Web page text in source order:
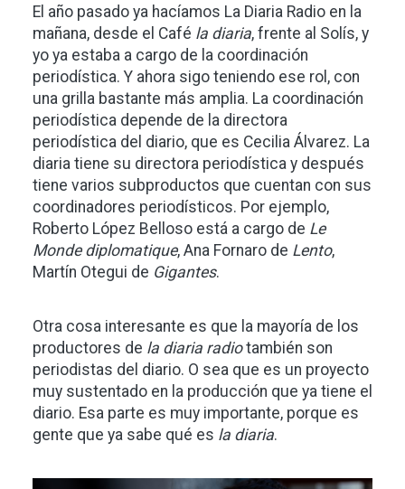
El año pasado ya hacíamos La Diaria Radio en la
mañana, desde el Café la diaria, frente al Solís, y
yo ya estaba a cargo de la coordinación
periodística. Y ahora sigo teniendo ese rol, con
una grilla bastante más amplia. La coordinación
periodística depende de la directora
periodística del diario, que es Cecilia Álvarez. La
diaria tiene su directora periodística y después
tiene varios subproductos que cuentan con sus
coordinadores periodísticos. Por ejemplo,
Roberto López Belloso está a cargo de Le
Monde diplomatique, Ana Fornaro de Lento,
Martín Otegui de Gigantes.
Otra cosa interesante es que la mayoría de los
productores de la diaria radiotambién son
periodistas del diario. O sea que es un proyecto
muy sustentado en la producción que ya tiene el
diario. Esa parte es muy importante, porque es
gente que ya sabe qué es la diaria.